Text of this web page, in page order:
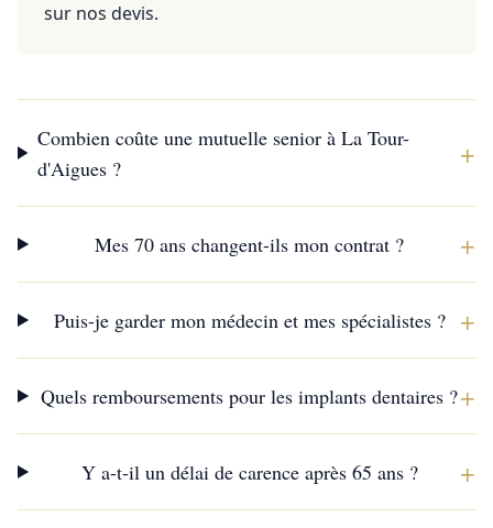
sur nos devis.
Combien coûte une mutuelle senior à La Tour-
d'Aigues ?
+
Mes 70 ans changent-ils mon contrat ? +
Puis-je garder mon médecin et mes spécialistes ? +
Quels remboursements pour les implants dentaires ?+
Y a-t-il un délai de carence après 65 ans ? +